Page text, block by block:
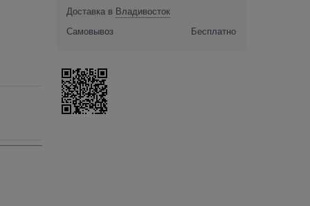
Доставка в Владивосток
Самовывоз
Бесплатно